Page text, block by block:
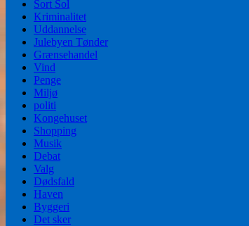
Sort Sol
Kriminalitet
Uddannelse
Julebyen Tønder
Grænsehandel
Vind
Penge
Miljø
politi
Kongehuset
Shopping
Musik
Debat
Valg
Dødsfald
Haven
Byggeri
Det sker